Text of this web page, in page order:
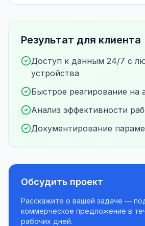
Результат для клиента
Доступ к данным 24/7 с
устройства
Быстрое реагирование на
Анализ эффективности
Документирование
Обсудить проект
Расскажите о вашей задаче —
коммерческое предложение в
рабочих дней.